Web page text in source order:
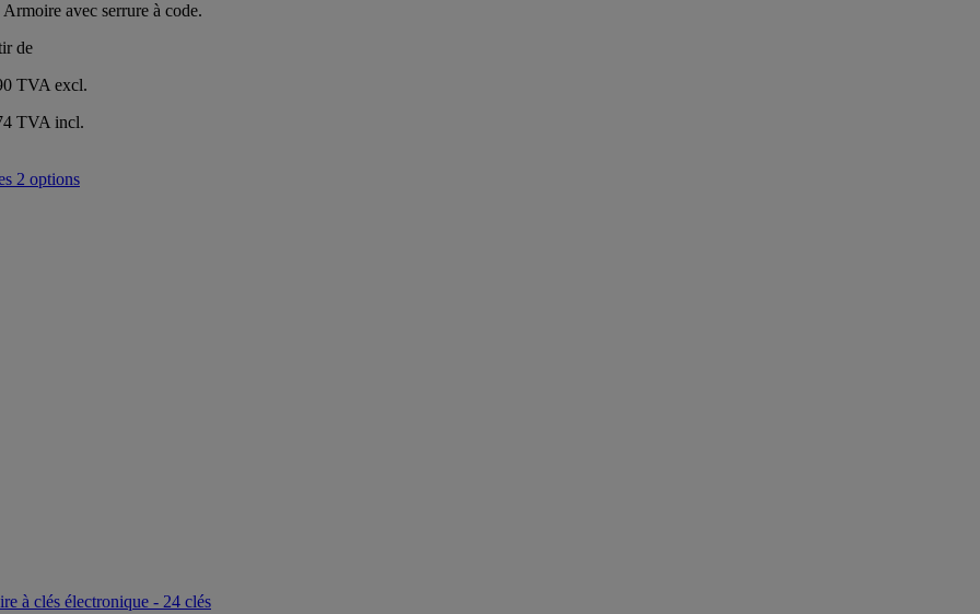
Armoire avec serrure à code.
de
TVA excl.
TVA incl.
2 options
à clés électronique - 24 clés